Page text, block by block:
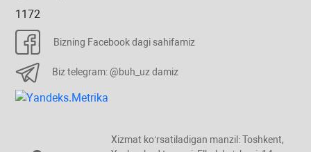
1172
Bizning Facebook dagi sahifamiz
Biz telegram: @buh_uz damiz
Xizmat koʻrsatiladigan manzil: Toshkent,